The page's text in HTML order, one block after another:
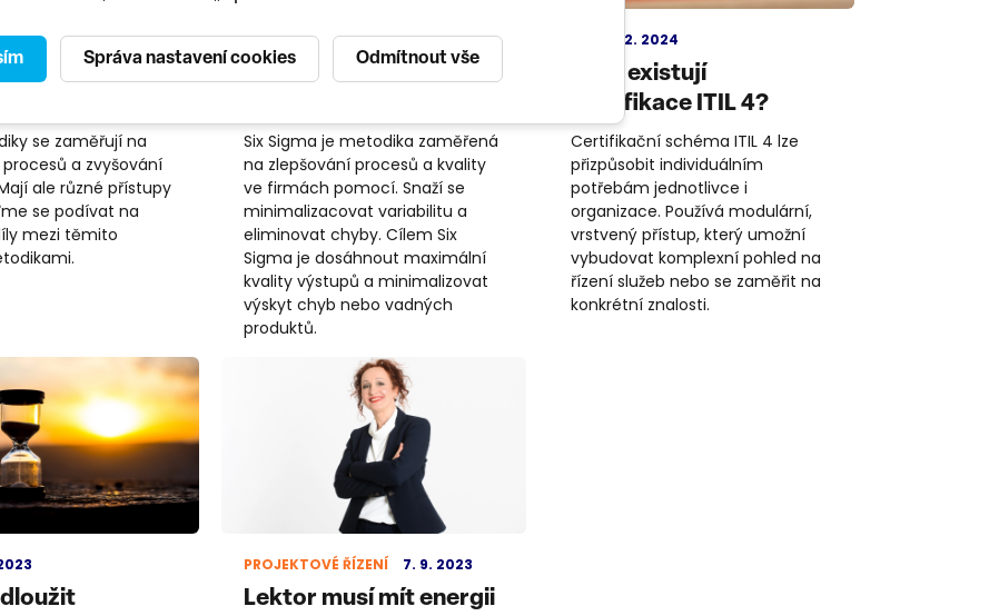
ŘÍZENÍ 27. 6. 2024
Six Sigma
se zaměřují na
a zvyšování
ale různé přístupy
se podívat na
mezi těmito
PROJEKTOVÉ ŘÍZENÍ 14. 4. 2024
Metoda Six Sigma a její
Six Sigma je metodika zaměřená
na zlepšování procesů a kvality
ve firmách pomocí. Snaží se
minimalizacovat variabilitu a
eliminovat chyby. Cílem Six
Sigma je dosáhnout maximální
kvality výstupů a minimalizovat
výskyt chyb nebo vadných
produktů.
1. 2. 2024
Jaké existují
certifikace ITIL 4?
Certifikační schéma ITIL 4 lze
přizpůsobit individuálním
potřebám jednotlivce i
organizace. Používá modulární,
vrstvený přístup, který umožní
vybudovat komplexní pohled na
řízení služeb nebo se zaměřit na
konkrétní znalosti.
PROJEKTOVÉ ŘÍZENÍ 7. 9. 2023
Lektor musí mít energii
Správa nastavení cookies Odmítnout vše